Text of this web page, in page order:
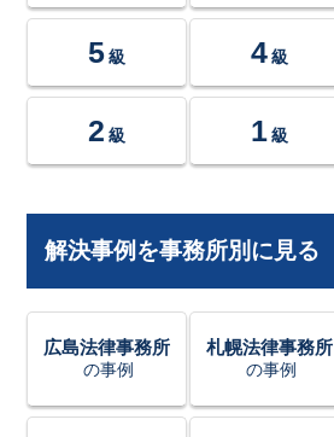
5 級 4 級
2 級 1 級
解決事例を事務所別に見る
広島法律事務所
の事例
札幌法律事務所
の事例